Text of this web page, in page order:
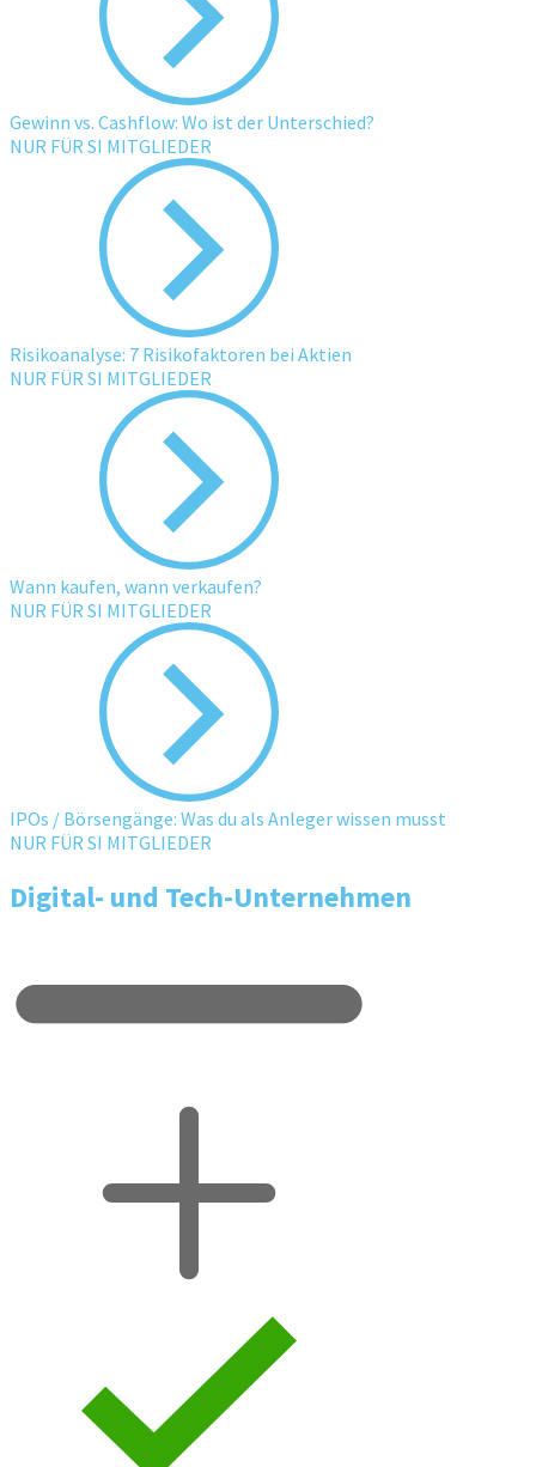
Gewinn vs. Cashflow: Wo ist der Unterschied?
NUR FÜR SI MITGLIEDER
Risikoanalyse: 7 Risikofaktoren bei Aktien
NUR FÜR SI MITGLIEDER
Wann kaufen, wann verkaufen?
NUR FÜR SI MITGLIEDER
IPOs / Börsengänge: Was du als Anleger wissen musst
NUR FÜR SI MITGLIEDER
Digital- und Tech-Unternehmen